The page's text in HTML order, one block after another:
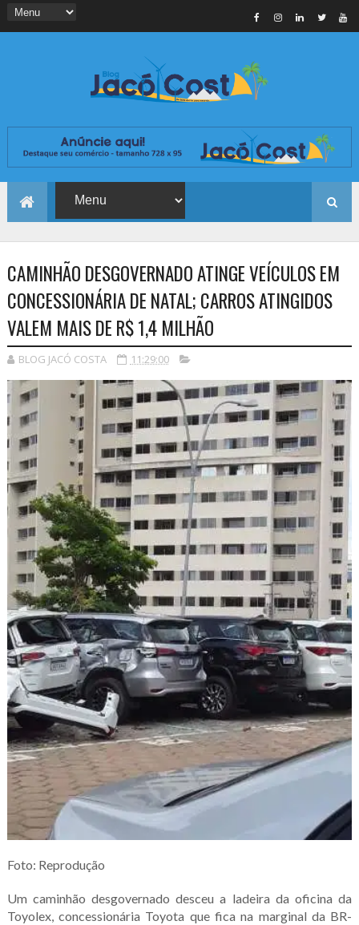
CAMINHÃO DESGOVERNADO ATINGE VEÍCULOS EM
CONCESSIONÁRIA DE NATAL; CARROS ATINGIDOS
VALEM MAIS DE R$ 1,4 MILHÃO
BLOG JACÓ COSTA 11:29:00
Foto: Reprodução
Um caminhão desgovernado desceu a ladeira da oficina da
Toyolex, concessionária Toyota que fica na marginal da BR-